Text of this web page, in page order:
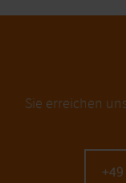
Sie erreichen